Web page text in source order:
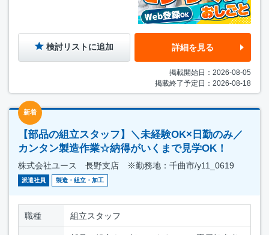
検討リストに追加 詳細を見る
掲載開始日：2026-08-05
掲載終了予定日：2026-08-18
新着
【部品の組立スタッフ】＼未経験OK×日勤のみ／
カンタン製造作業☆納得がいくまで見学OK！
株式会社ユース 長野支店 ※勤務地：千曲市/y11_0619
派遣社員 製造・組立・加工
職種 組立スタッフ